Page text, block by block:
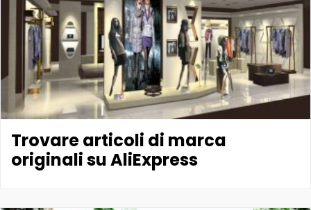
Trovare articoli di marca
originali su AliExpress